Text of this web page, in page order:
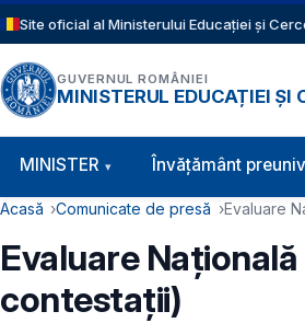
Sari la conținutul principal
Site oficial al Ministerului Educației și
GUVERNUL ROMÂNIEI
MINISTERUL EDUCAȚIEI ȘI
Navigație principală
MINISTER Învăţământ
Cale de navigare
Acasă Comunicate de presă Evaluare
Evaluare
contestații)